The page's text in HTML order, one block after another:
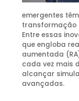
emergentes
transformação
Entre essas
que engloba
aumentada
cada vez mais
alcançar
avançadas.